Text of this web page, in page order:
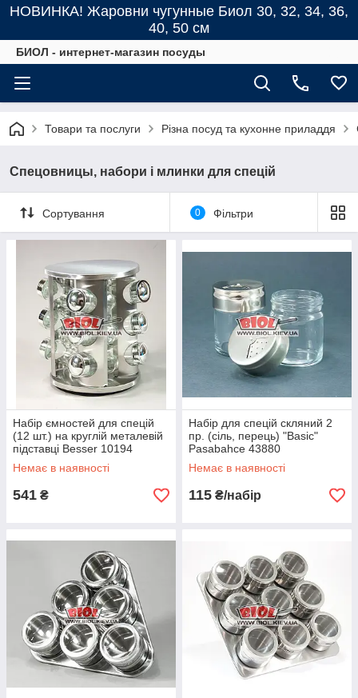
НОВИНКА! Жаровни чугунные Биол 30, 32, 34, 36,
40, 50 см
БИОЛ - интернет-магазин посуды
Товари та послуги Різна посуд та кухонне приладдя
Спецовницы, набори і млинки для спецій
Сортування 0 Фільтри
Набір ємностей для спецій
(12 шт.) на круглій металевій
підставці Besser 10194
Немає в наявності
541 ₴
Набір для спецій скляний 2
пр. (сіль, перець) "Basic"
Pasabahce 43880
Немає в наявності
115 ₴/набір